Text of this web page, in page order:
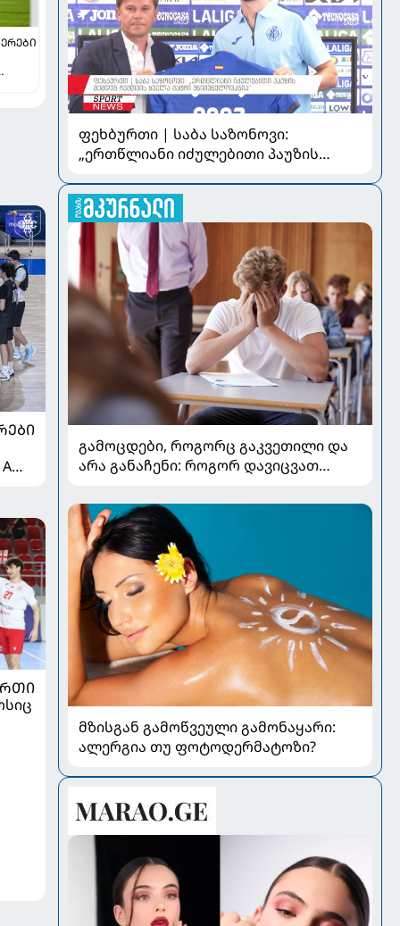
ფეხბურთი | საბა საზონოვი:
„ერთწლიანი იძულებითი პაუზის
მნიშვნელოვანია“
გამოცდები, როგორც გაკვეთილი და
არა განაჩენი: როგორ დავიცვათ
მომავალი
მზისგან გამოწვეული გამონაყარი:
ალერგია თუ ფოტოდერმატოზი?